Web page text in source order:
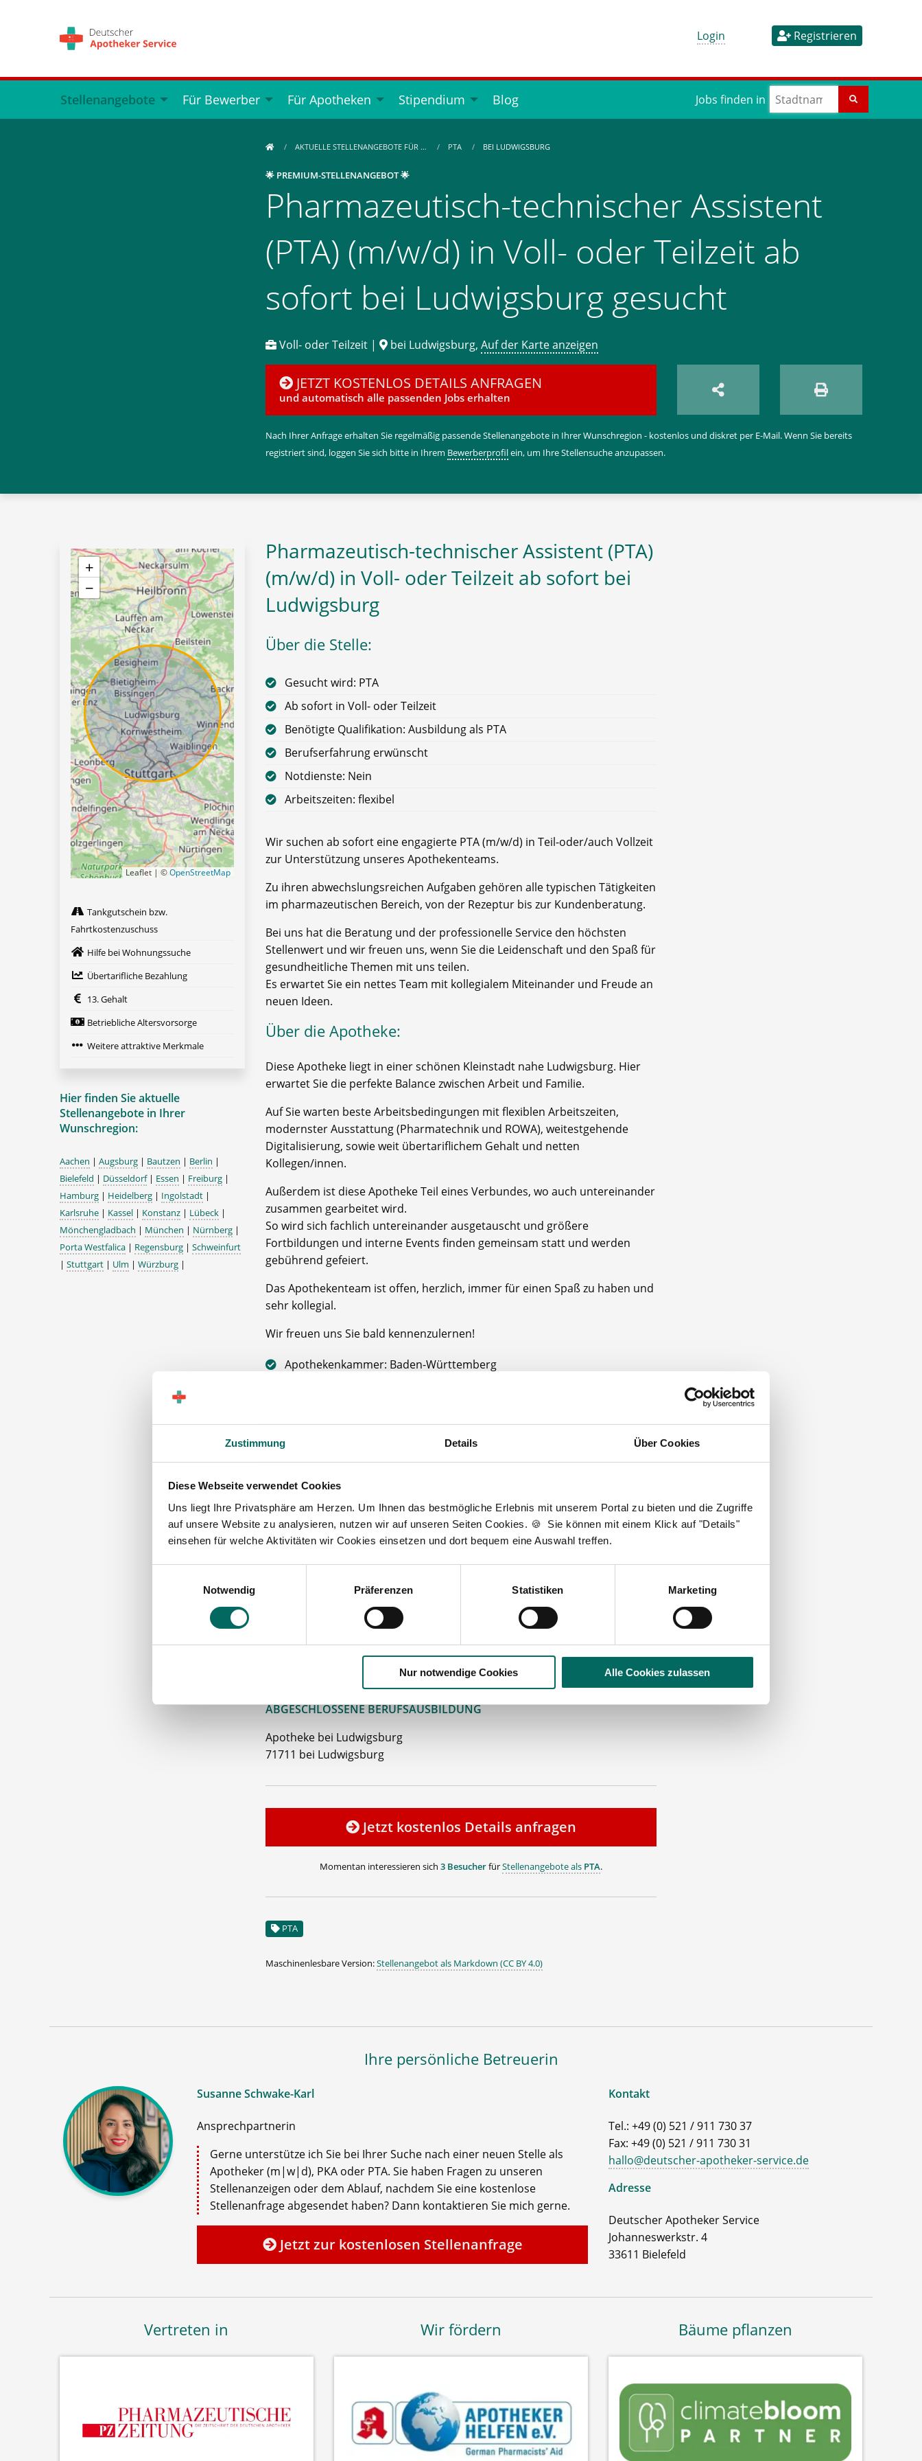
Zustimmung Details Über Cookies
Diese Webseite verwendet Cookies
Uns liegt Ihre Privatsphäre am Herzen. Um Ihnen das bestmögliche Erlebnis mit unserem Portal zu bieten und die Zugriffe
auf unsere Website zu analysieren, nutzen wir auf unseren Seiten Cookies. 🍪 Sie können mit einem Klick auf "Details"
einsehen für welche Aktivitäten wir Cookies einsetzen und dort bequem eine Auswahl treffen.
Notwendig
Präferenzen Statistiken Marketing
Nur notwendige Cookies Alle Cookies zulassen
Login Registrieren
Stellenangebote Für Bewerber Für Apotheken Stipendium Blog Jobs finden in
AKTUELLE STELLENANGEBOTE FÜR … PTA BEI LUDWIGSBURG
🌟 PREMIUM-STELLENANGEBOT 🌟
Pharmazeutisch-technischer Assistent
(PTA) (m/w/d) in Voll- oder Teilzeit ab
sofort bei Ludwigsburg gesucht
Voll- oder Teilzeit | bei Ludwigsburg, Auf der Karte anzeigen
JETZT KOSTENLOS DETAILS ANFRAGEN
und automatisch alle passenden Jobs erhalten
Nach Ihrer Anfrage erhalten Sie regelmäßig passende Stellenangebote in Ihrer Wunschregion - kostenlos und diskret per E-Mail. Wenn Sie bereits
registriert sind, loggen Sie sich bitte in Ihrem Bewerberprofilein, um Ihre Stellensuche anzupassen.
Pharmazeutisch-technischer Assistent (PTA)
(m/w/d) in Voll- oder Teilzeit ab sofort bei
Ludwigsburg
Über die Stelle:
Gesucht wird: PTA
Ab sofort in Voll- oder Teilzeit
Benötigte Qualifikation: Ausbildung als PTA
Berufserfahrung erwünscht
Notdienste: Nein
Arbeitszeiten: flexibel
Wir suchen ab sofort eine engagierte PTA (m/w/d) in Teil-oder/auch Vollzeit
zur Unterstützung unseres Apothekenteams.
Zu ihren abwechslungsreichen Aufgaben gehören alle typischen Tätigkeiten
im pharmazeutischen Bereich, von der Rezeptur bis zur Kundenberatung.
Bei uns hat die Beratung und der professionelle Service den höchsten
Stellenwert und wir freuen uns, wenn Sie die Leidenschaft und den Spaß für
gesundheitliche Themen mit uns teilen.
Es erwartet Sie ein nettes Team mit kollegialem Miteinander und Freude an
neuen Ideen.
Über die Apotheke:
Diese Apotheke liegt in einer schönen Kleinstadt nahe Ludwigsburg. Hier
erwartet Sie die perfekte Balance zwischen Arbeit und Familie.
Auf Sie warten beste Arbeitsbedingungen mit flexiblen Arbeitszeiten,
modernster Ausstattung (Pharmatechnik und ROWA), weitestgehende
Digitalisierung, sowie weit übertariflichem Gehalt und netten
Kollegen/innen.
Außerdem ist diese Apotheke Teil eines Verbundes, wo auch untereinander
zusammen gearbeitet wird.
So wird sich fachlich untereinander ausgetauscht und größere
Fortbildungen und interne Events finden gemeinsam statt und werden
gebührend gefeiert.
Das Apothekenteam ist offen, herzlich, immer für einen Spaß zu haben und
sehr kollegial.
Wir freuen uns Sie bald kennenzulernen!
Apothekenkammer: Baden-Württemberg
Die Apotheke bietet Ihnen:
Förderung von Fortbildungen: sind möglich, werden finanziell und mit 3
freigestellten Tagen pro Jahr unterstützt
Übertarifliche Bezahlung
Wohnungssuche
Betriebliche Altersvorsorge
VORAUSSETZUNG FÜR EINE BEWERBUNG BEI UNSEREN KUNDEN IST EINE
ABGESCHLOSSENE BERUFSAUSBILDUNG
Apotheke bei Ludwigsburg
71711 bei Ludwigsburg
Jetzt kostenlos Details anfragen
Momentan interessieren sich 3 BesucherfürStellenangebote als PTA.
PTA
Maschinenlesbare Version:Stellenangebot als Markdown (CC BY 4.0)
+
−
Leaflet | ©OpenStreetMap
Tankgutschein bzw.
Fahrtkostenzuschuss
Hilfe bei Wohnungssuche
Übertarifliche Bezahlung
13. Gehalt
Betriebliche Altersvorsorge
Weitere attraktive Merkmale
Hier finden Sie aktuelle
Stellenangebote in Ihrer
Wunschregion:
Aachen | Augsburg | Bautzen | Berlin |
Bielefeld | Düsseldorf| Essen | Freiburg |
Hamburg | Heidelberg | Ingolstadt |
Karlsruhe | Kassel | Konstanz | Lübeck |
Mönchengladbach | München | Nürnberg |
Porta Westfalica | Regensburg | Schweinfurt
| Stuttgart | Ulm | Würzburg |
Ihre persönliche Betreuerin
Susanne Schwake-Karl
Ansprechpartnerin
Gerne unterstütze ich Sie bei Ihrer Suche nach einer neuen Stelle als
Apotheker (m|w|d), PKA oder PTA. Sie haben Fragen zu unseren
Stellenanzeigen oder dem Ablauf, nachdem Sie eine kostenlose
Stellenanfrage abgesendet haben? Dann kontaktieren Sie mich gerne.
Jetzt zur kostenlosen Stellenanfrage
Kontakt
Tel.: +49 (0) 521 / 911 730 37
Fax: +49 (0) 521 / 911 730 31
hallo@deutscher-apotheker-service.de
Adresse
Deutscher Apotheker Service
Johanneswerkstr. 4
33611 Bielefeld
Vertreten in Wir fördern Bäume pflanzen